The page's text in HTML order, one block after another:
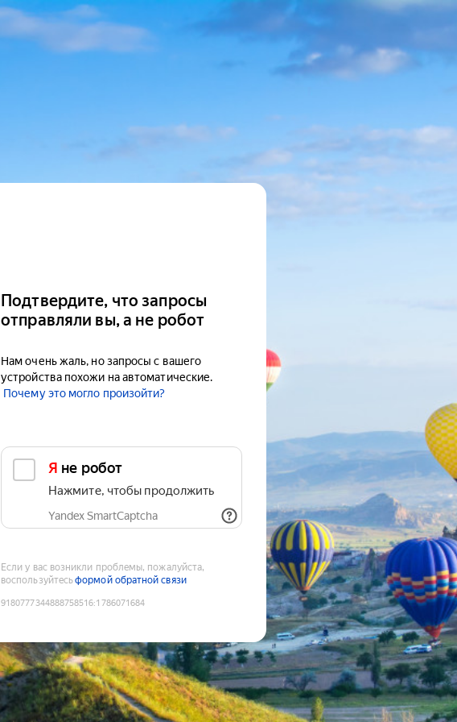
Подтвердите, что запросы
отправляли вы, а не робот
Нам очень жаль, но запросы с вашего
устройства похожи на автоматические.
Почему это могло произойти?
Я не робот
Нажмите, чтобы продолжить
Yandex SmartCaptcha
Если у вас возникли проблемы, пожалуйста,
воспользуйтесьформой обратной связи
9180777344888758516:1786071684